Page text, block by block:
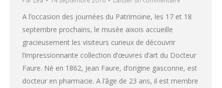
A l’occasion des journées du Patrimoine, les 17 et 18
septembre prochains, le musée aixois accueille
gracieusement les visiteurs curieux de découvrir
l’impressionnante collection d’œuvres d’art du Docteur
Faure. Né en 1862, Jean Faure, d’origine gasconne, est
docteur en pharmacie. A l’âge de 23 ans, il est membre